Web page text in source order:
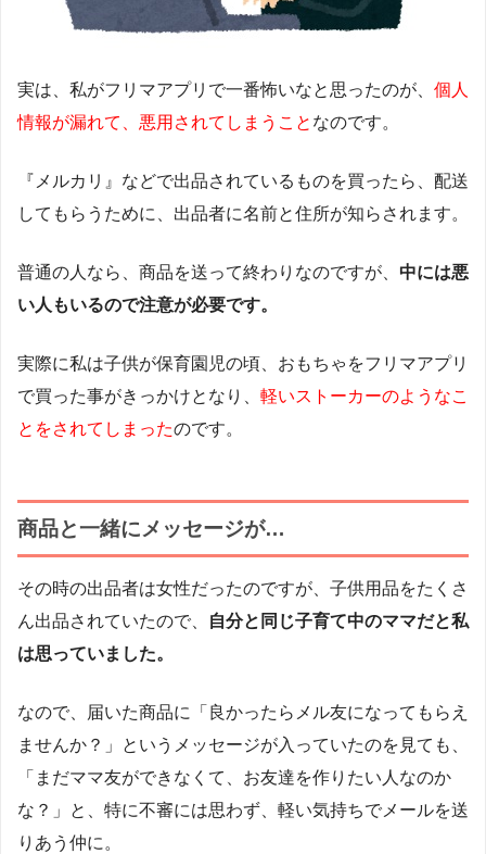
実は、私がフリマアプリで一番怖いなと思ったのが、 個人
情報が漏れて、悪用されてしまうこと なのです。
『メルカリ』などで出品されているものを買ったら、配送
してもらうために、出品者に名前と住所が知らされます。
普通の人なら、商品を送って終わりなのですが、 中には悪
い人もいるので注意が必要です。
実際に私は子供が保育園児の頃、おもちゃをフリマアプリ
で買った事がきっかけとなり、 軽いストーカーのようなこ
とをされてしまったのです。
商品と一緒にメッセージが…
その時の出品者は女性だったのですが、子供用品をたくさ
ん出品されていたので、
自分と同じ子育て中のママだと私
は思っていました。
なので、届いた商品に「良かったらメル友になってもらえ
ませんか？」というメッセージが入っていたのを見ても、
「まだママ友ができなくて、お友達を作りたい人なのか
な？」と、特に不審には思わず、軽い気持ちでメールを送
りあう仲に。